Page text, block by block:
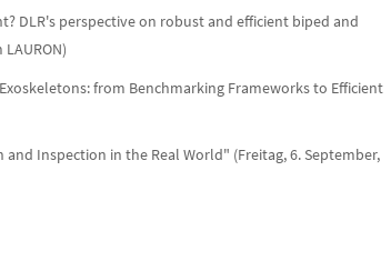
DLR's perspective on robust and efficient biped and
from Benchmarking Frameworks to Efficient
and Inspection in the Real World" (Freitag, 6. September,